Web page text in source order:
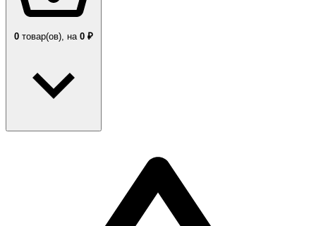
0 товар(ов), на 0 ₽